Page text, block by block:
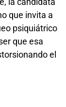
que invita a
psiquiátrico
que esa
el